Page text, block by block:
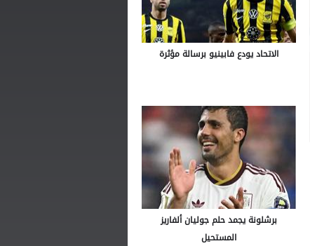
الاتحاد يودع فابينيو برسالة مؤثرة
برشلونة يجمد حلم جوليان ألفاريز
المستحيل